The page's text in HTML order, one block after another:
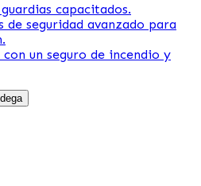
capacitados.
de seguridad avanzado para
un seguro de incendio y